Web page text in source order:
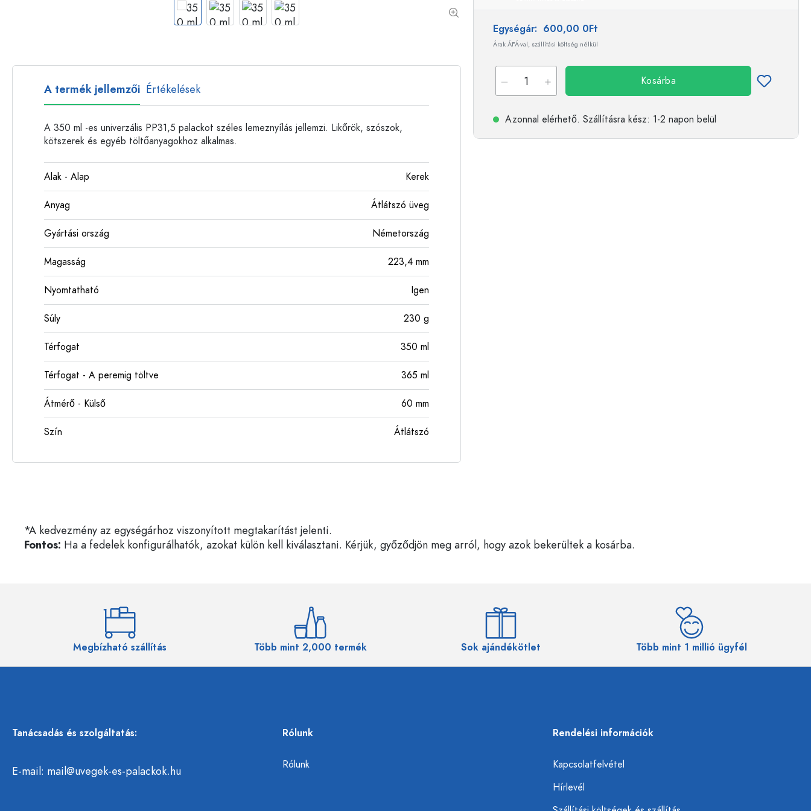
Műanyag palackok
Egységár: 600,00 0Ft
Árak ÁFÁ-val, szállítási költség nélkül
Kosárba
Azonnal elérhető. Szállításra kész: 1-2 napon belül
A termék jellemzői Értékelések
A 350 ml -es univerzális PP31,5 palackot széles lemeznyílás jellemzi. Likőrök, szószok,
kötszerek és egyéb töltőanyagokhoz alkalmas.
Alak - Alap Kerek
Anyag Átlátszó üveg
Gyártási ország Németország
Magasság 223,4 mm
Nyomtatható Igen
Súly 230 g
Térfogat 350 ml
Térfogat - A peremig töltve 365 ml
Átmérő - Külső 60 mm
Szín Átlátszó
*A kedvezmény az egységárhoz viszonyított megtakarítást jelenti.
Fontos: Ha a fedelek konfigurálhatók, azokat külön kell kiválasztani. Kérjük, győződjön meg arról, hogy azok bekerültek a kosárba.
Megbízható szállítás Több mint 2,000 termék Sok ajándékötlet Több mint 1 millió ügyfél
Tanácsadás és szolgáltatás:
E-mail: mail@uvegek-es-palackok.hu
Rólunk
Rólunk
Rendelési információk
Kapcsolatfelvétel
Hírlevél